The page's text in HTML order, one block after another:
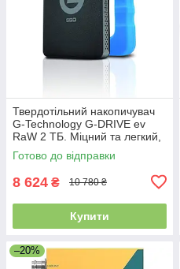
Твердотільний накопичувач
G-Technology G-DRIVE ev
RaW 2 ТБ. Міцний та легкий,
з захисним гумовим
бампером, USB 3.0. Уцінка
Готово до відправки
8 624 ₴ 10 780 ₴
Купити
–20%